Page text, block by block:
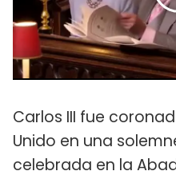
Carlos III fue
Unido en una
celebrada en la